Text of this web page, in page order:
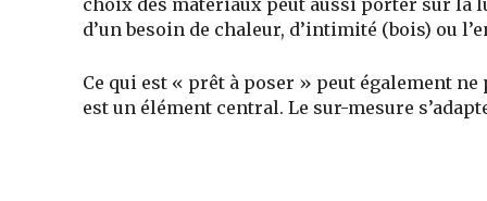
d’un besoin de chaleur, d’intimité (bois) ou
Ce qui est « prêt à poser » peut également
est un élément central. Le sur-mesure